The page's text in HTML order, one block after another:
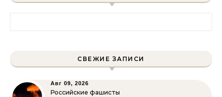
СВЕЖИЕ ЗАПИСИ
Авг 09, 2026
Российские фашисты